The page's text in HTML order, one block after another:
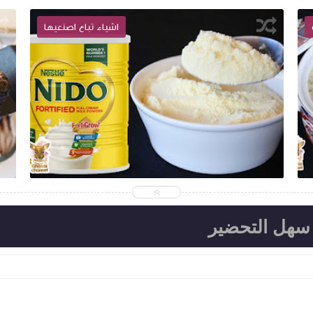
اشياء تباع اصنعيها
Ghazal channel
شاهد الموضوع
التحضير